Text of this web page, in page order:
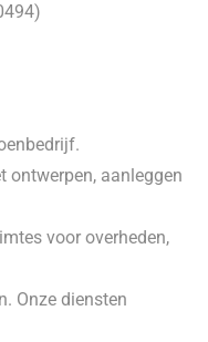
ontwerpen, aanleggen
voor overheden,
Onze diensten